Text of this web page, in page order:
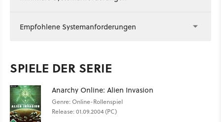
Empfohlene Systemanforderungen
SPIELE DER SERIE
Anarchy Online: Alien Invasion
Genre: Online-Rollenspiel
Release: 01.09.2004 (PC)